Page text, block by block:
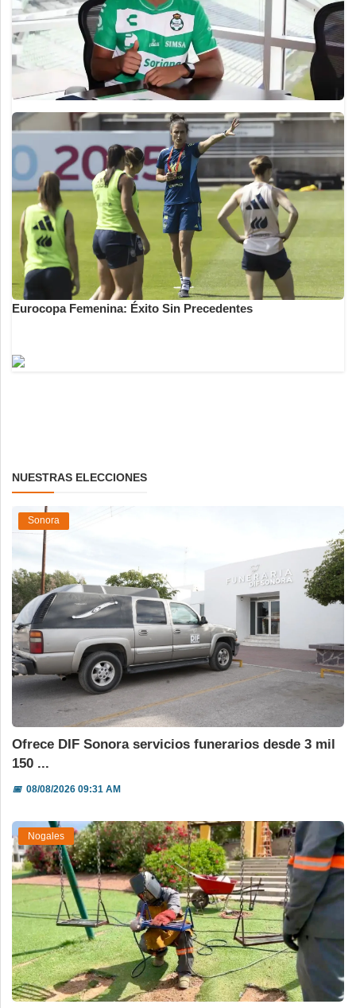
Eurocopa Femenina: Éxito Sin Precedentes
NUESTRAS ELECCIONES
Sonora
Ofrece DIF Sonora servicios funerarios desde 3 mil
150 ...
📅08/08/2026 09:31 AM
Nogales